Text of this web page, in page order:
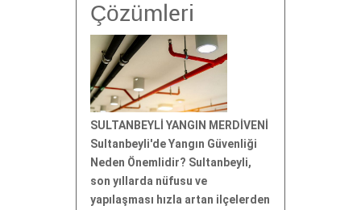
Çözümleri
SULTANBEYLİ YANGIN MERDİVENİ
Sultanbeyli'de Yangın Güvenliği
Neden Önemlidir? Sultanbeyli,
son yıllarda nüfusu ve
yapılaşması hızla artan ilçelerden